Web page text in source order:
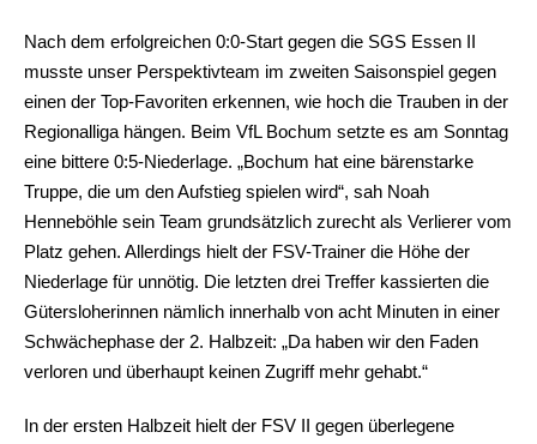
Nach dem erfolgreichen 0:0-Start gegen die SGS Essen II
musste unser Perspektivteam im zweiten Saisonspiel gegen
einen der Top-Favoriten erkennen, wie hoch die Trauben in der
Regionalliga hängen. Beim VfL Bochum setzte es am Sonntag
eine bittere 0:5-Niederlage. „Bochum hat eine bärenstarke
Truppe, die um den Aufstieg spielen wird“, sah Noah
Henneböhle sein Team grundsätzlich zurecht als Verlierer vom
Platz gehen. Allerdings hielt der FSV-Trainer die Höhe der
Niederlage für unnötig. Die letzten drei Treffer kassierten die
Gütersloherinnen nämlich innerhalb von acht Minuten in einer
Schwächephase der 2. Halbzeit: „Da haben wir den Faden
verloren und überhaupt keinen Zugriff mehr gehabt.“
In der ersten Halbzeit hielt der FSV II gegen überlegene